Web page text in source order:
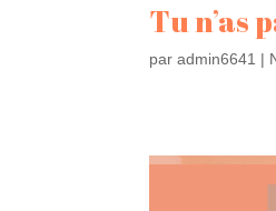
Tu n’as
paradmin6641 |